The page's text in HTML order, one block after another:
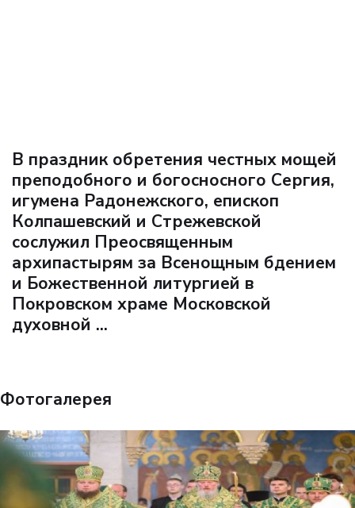
В праздник обретения честных мощей
преподобного и богосносного Сергия,
игумена Радонежского, епископ
Колпашевский и Стрежевской
сослужил Преосвященным
архипастырям за Всенощным бдением
и Божественной литургией в
Покровском храме Московской
духовной ...
Фотогалерея